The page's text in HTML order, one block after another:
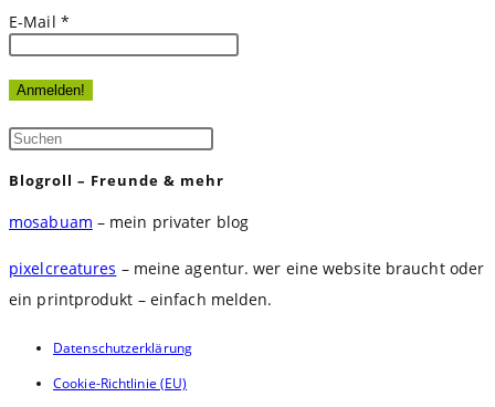
E-Mail *
close
the
search
Blogroll – Freunde & mehr
mosabuam – mein privater blog
pixelcreatures – meine agentur. wer eine website braucht oder
ein printprodukt – einfach melden.
Datenschutzerklärung
Cookie-Richtlinie (EU)